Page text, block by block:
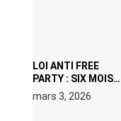
LOI ANTI FREE
PARTY : SIX MOIS
DE PRISON ET 5
000 € D’AMENDE
mars 3, 2026